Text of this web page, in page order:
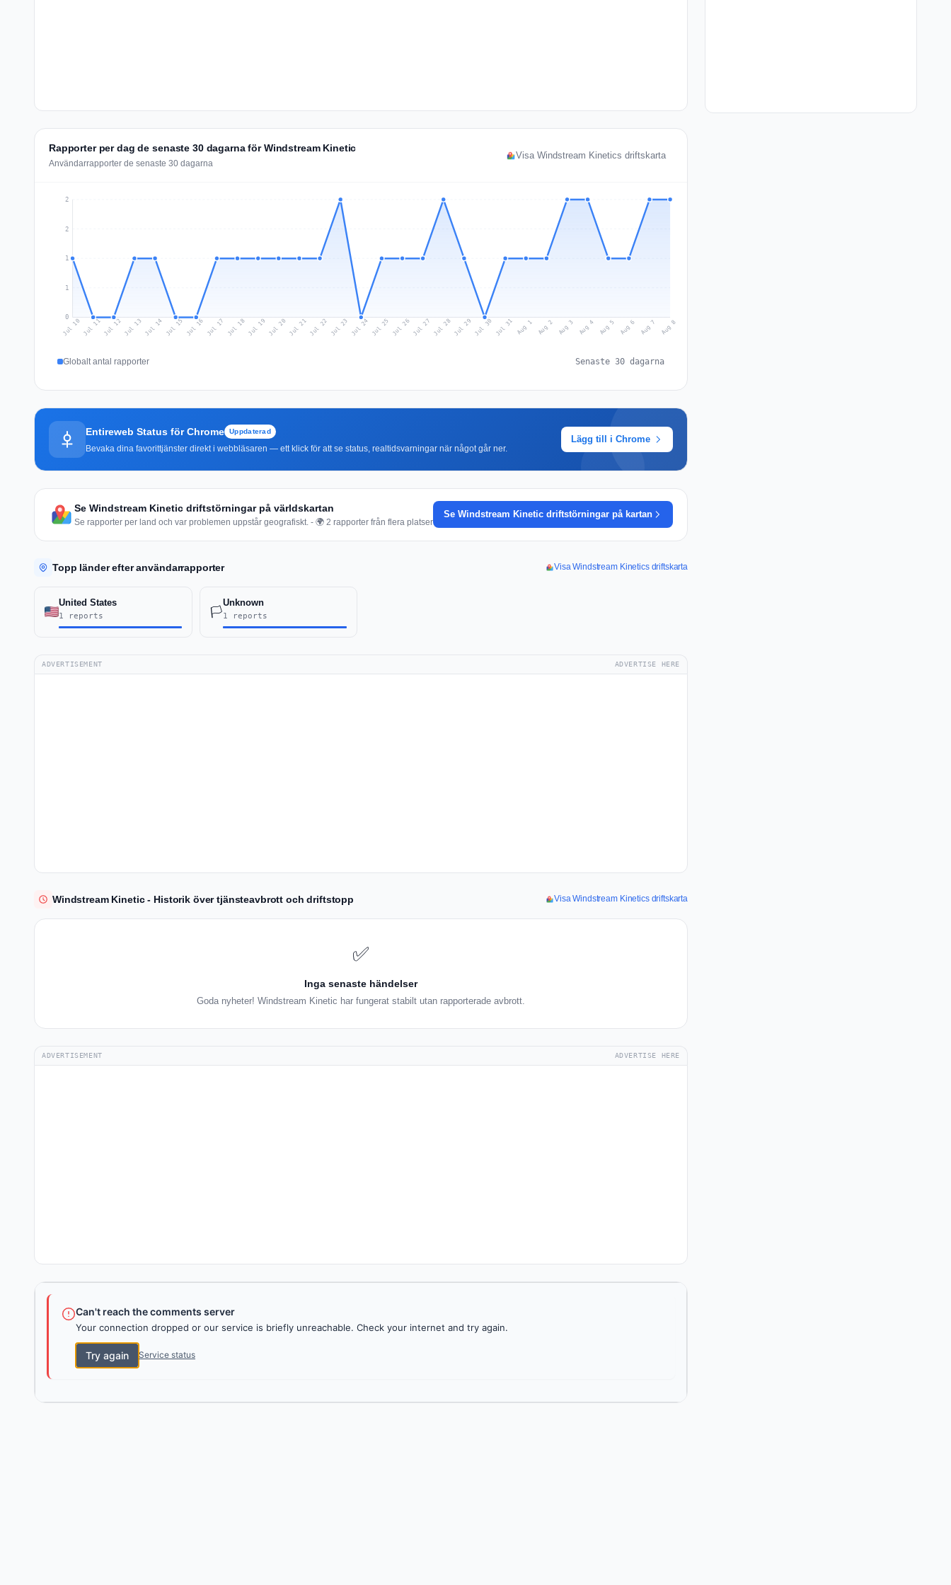
Rapporter per dag de senaste 30 dagarna för Windstream Kinetic
Användarrapporter de senaste 30 dagarna
Visa Windstream Kinetics driftskarta
0
1
1
2
2
Jul 10 Jul 11Jul 12Jul 13 Jul 14 Jul 15 Jul 16 Jul 17 Jul 18Jul 19 Jul 20 Jul 21Jul 22 Jul 23 Jul 24 Jul 25 Jul 26Jul 27 Jul 28Jul 29 Jul 30 Jul 31 Aug 1 Aug 2 Aug 3 Aug 4 Aug 5 Aug 6 Aug 7 Aug 8
Globalt antal rapporter Senaste 30 dagarna
Entireweb Status för Chrome Uppdaterad
Bevaka dina favorittjänster direkt i webbläsaren — ett klick för att se status, realtidsvarningar när något går ner.
Lägg till i Chrome
Se Windstream Kinetic driftstörningar på världskartan
Se rapporter per land och var problemen uppstår geografiskt. - 🌍 2 rapporter från flera platser
Se Windstream Kinetic driftstörningar på kartan
Topp länder efter användarrapporter Visa Windstream Kinetics driftskarta
United States
1 reports 🏳️
Unknown
1 reports
ADVERTISEMENT ADVERTISE HERE
Windstream Kinetic - Historik över tjänsteavbrott och driftstopp Visa Windstream Kinetics driftskarta
✅
Inga senaste händelser
Goda nyheter! Windstream Kinetic har fungerat stabilt utan rapporterade avbrott.
ADVERTISEMENT ADVERTISE HERE
Can't reach the comments server
Your connection dropped or our service is briefly unreachable. Check your internet and try again.
Try again Service status